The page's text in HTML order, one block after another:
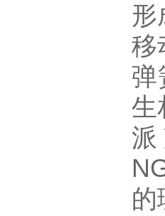
形
移
弹
生
的